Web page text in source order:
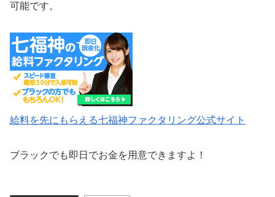
可能です。
給料を先にもらえる七福神ファクタリング公式サイト
ブラックでも即日でお金を用意できますよ！